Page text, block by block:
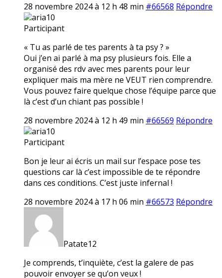
28 novembre 2024 à 12 h 48 min #66568 Répondre
aria10
Participant
« Tu as parlé de tes parents à ta psy ? »
Oui j’en ai parlé à ma psy plusieurs fois. Elle a
organisé des rdv avec mes parents pour leur
expliquer mais ma mère ne VEUT rien comprendre.
Vous pouvez faire quelque chose l’équipe parce que
là c’est d’un chiant pas possible !
28 novembre 2024 à 12 h 49 min #66569 Répondre
aria10
Participant
Bon je leur ai écris un mail sur l’espace pose tes
questions car là c’est impossible de te répondre
dans ces conditions. C’est juste infernal !
28 novembre 2024 à 17 h 06 min #66573 Répondre
Patate12
Je comprends, t’inquiète, c’est la galere de pas
pouvoir envoyer se qu’on veux !